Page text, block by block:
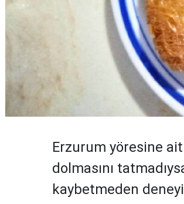
Erzurum yöresine
dolmasını
kaybetmeden